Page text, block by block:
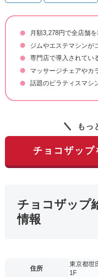
月額3,278円で全店舗
ジムやエステマシンが
専門店で導入されてい
マッサージチェアやカ
話題のピラティスマシ
もっ
チョコザップ
チョコザップ
情報
住所
東京都世
1F